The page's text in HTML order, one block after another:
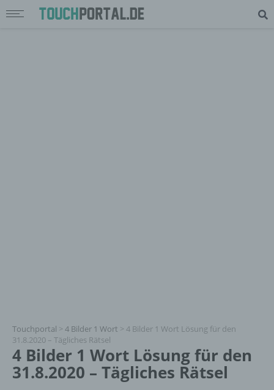
Touchportal > 4 Bilder 1 Wort > 4 Bilder 1 Wort Lösung für den
31.8.2020 – Tägliches Rätsel
4 Bilder 1 Wort Lösung für den
31.8.2020 – Tägliches Rätsel